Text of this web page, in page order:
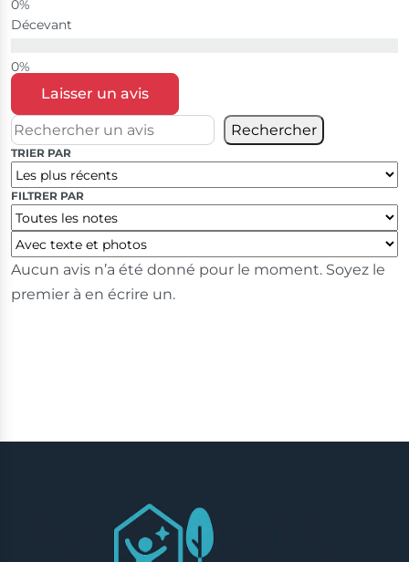
Décevant
Laisser un avis
Rechercher
TRIER PAR
FILTRER PAR
Aucun avis n’a été donné pour le moment. Soyez le
premier à en écrire un.